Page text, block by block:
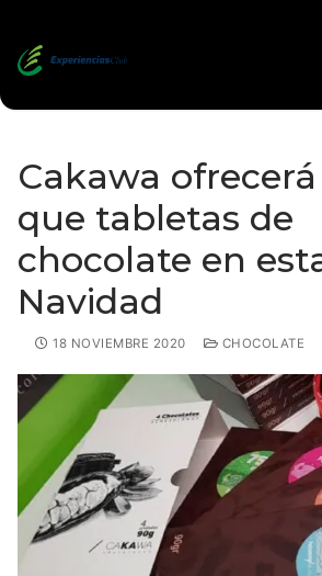
Cakawa
que tabletas de
chocolate en
Navidad
18 NOVIEMBRE 2020 CHOCOLATE